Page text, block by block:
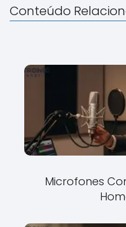
Conteúdo
Microfones